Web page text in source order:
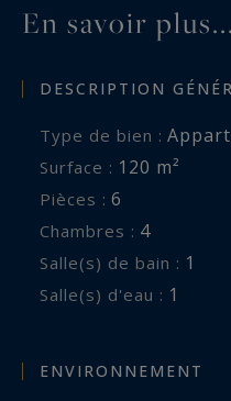
En savoir plus...
DESCRIPTION
Type de bien :
Surface : 120 m²
Pièces : 6
Chambres : 4
Salle(s) de bain : 1
Salle(s) d'eau : 1
ENVIRONNEMENT